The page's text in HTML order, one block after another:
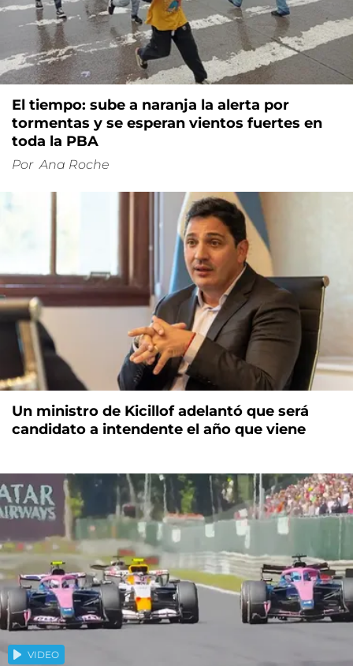
El tiempo: sube a naranja la alerta por
tormentas y se esperan vientos fuertes en
toda la PBA
Por Ana Roche
Un ministro de Kicillof adelantó que será
candidato a intendente el año que viene
VIDEO